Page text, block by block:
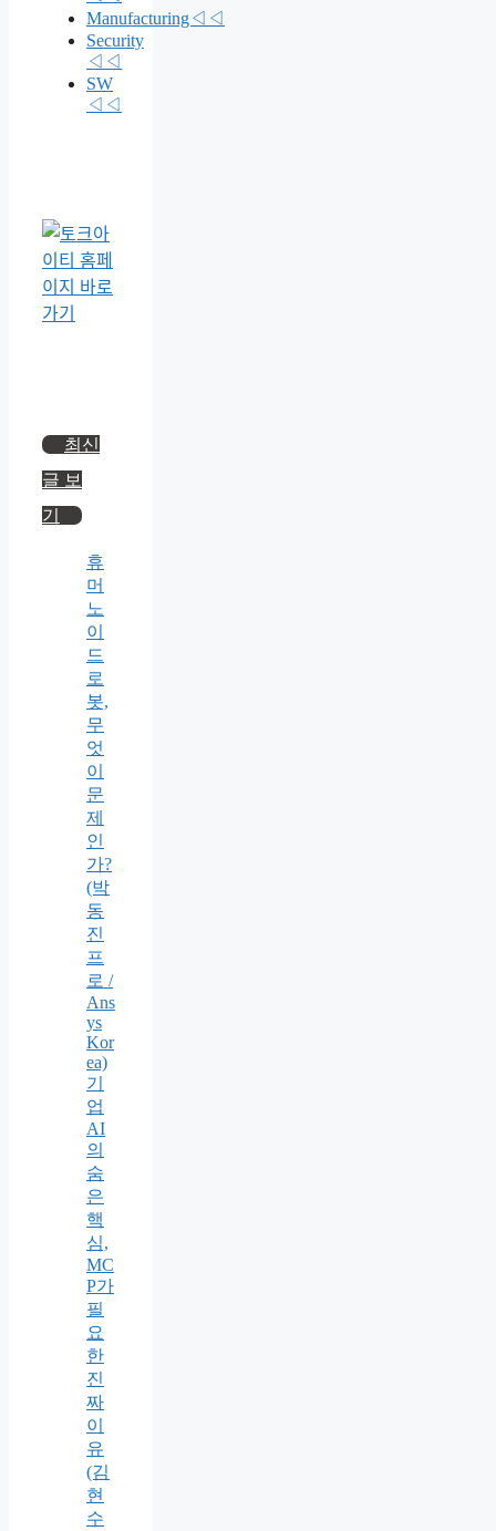
Manufacturing◁◁
Security
◁◁
SW
◁◁
최신
글 보
기
휴
머
노
이
드
로
봇,
무
엇
이
문
제
인
가?
(박
동
진
프
로 /
Ans
ys
Kor
ea)
기
업
AI
의
숨
은
핵
심,
MC
P가
필
요
한
진
짜
이
유
(김
현
수